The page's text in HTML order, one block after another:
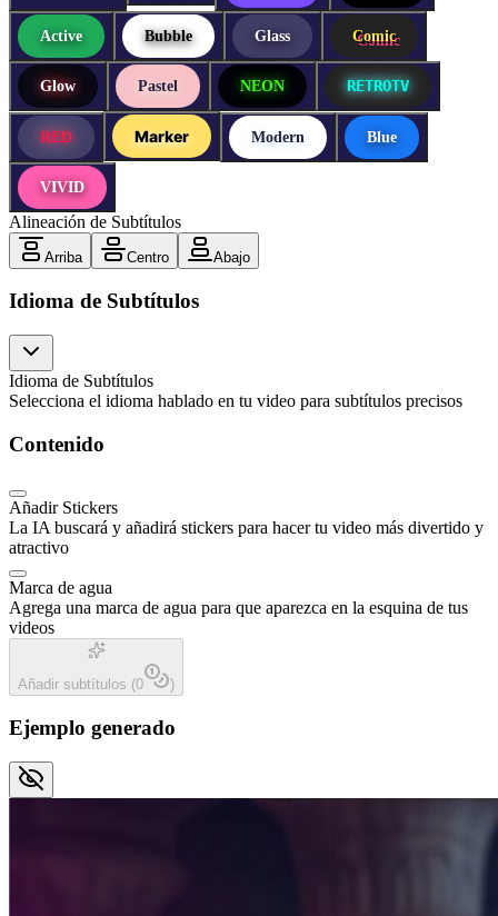
Active Bubble Glass Comic
Glow Pastel NEON RETROTV
RED Marker Modern Blue
VIVID
Alineación de Subtítulos
Arriba Centro Abajo
Idioma de Subtítulos
Idioma de Subtítulos
Selecciona el idioma hablado en tu video para subtítulos precisos
Contenido
Añadir Stickers
La IA buscará y añadirá stickers para hacer tu video más divertido y
atractivo
Marca de agua
Agrega una marca de agua para que aparezca en la esquina de tus
videos
Añadir subtítulos (0 )
Ejemplo generado